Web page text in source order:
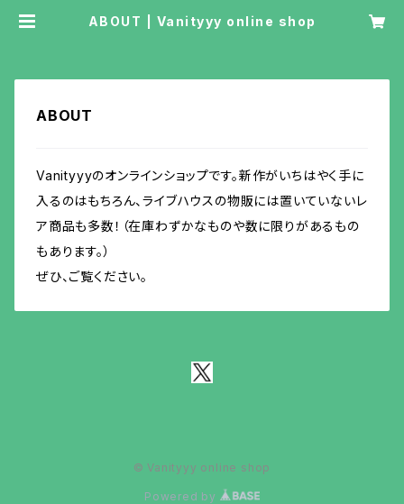
ABOUT | Vanityyy online shop
ABOUT
Vanityyyのオンラインショップです。新作がいちはやく手に
入るのはもちろん、ライブハウスの物販には置いていないレ
ア商品も多数！（在庫わずかなものや数に限りがあるもの
もあります。）
ぜひ、ご覧ください。
© Vanityyy online shop
Powered by